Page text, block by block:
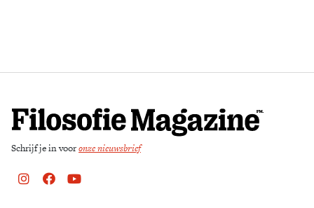
Schrijf je in vooronze nieuwsbrief
Instagram
FacebookYoutube